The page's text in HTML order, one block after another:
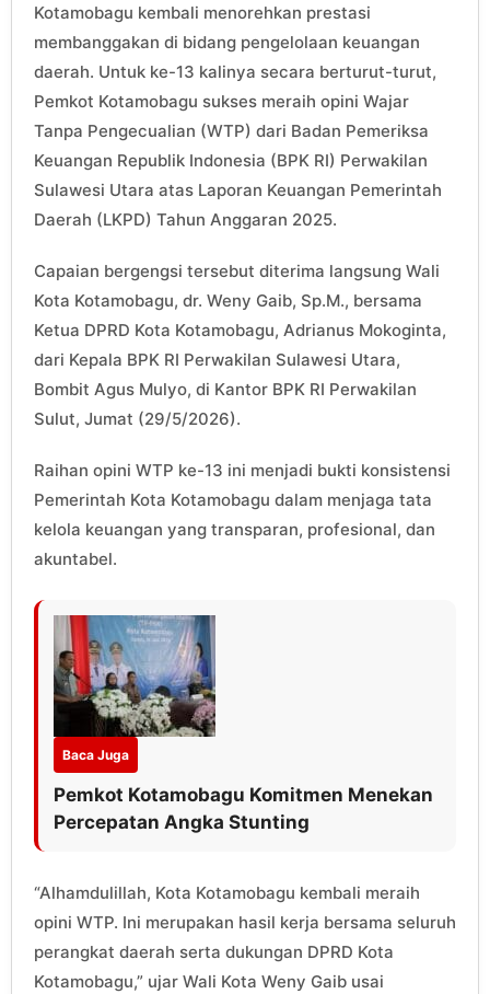
Kotamobagu kembali menorehkan prestasi
membanggakan di bidang pengelolaan keuangan
daerah. Untuk ke-13 kalinya secara berturut-turut,
Pemkot Kotamobagu sukses meraih opini Wajar
Tanpa Pengecualian (WTP) dari Badan Pemeriksa
Keuangan Republik Indonesia (BPK RI) Perwakilan
Sulawesi Utara atas Laporan Keuangan Pemerintah
Daerah (LKPD) Tahun Anggaran 2025.
Capaian bergengsi tersebut diterima langsung Wali
Kota Kotamobagu, dr. Weny Gaib, Sp.M., bersama
Ketua DPRD Kota Kotamobagu, Adrianus Mokoginta,
dari Kepala BPK RI Perwakilan Sulawesi Utara,
Bombit Agus Mulyo, di Kantor BPK RI Perwakilan
Sulut, Jumat (29/5/2026).
Raihan opini WTP ke-13 ini menjadi bukti konsistensi
Pemerintah Kota Kotamobagu dalam menjaga tata
kelola keuangan yang transparan, profesional, dan
akuntabel.
Baca Juga
Pemkot Kotamobagu Komitmen Menekan
Percepatan Angka Stunting
“Alhamdulillah, Kota Kotamobagu kembali meraih
opini WTP. Ini merupakan hasil kerja bersama seluruh
perangkat daerah serta dukungan DPRD Kota
Kotamobagu,” ujar Wali Kota Weny Gaib usai